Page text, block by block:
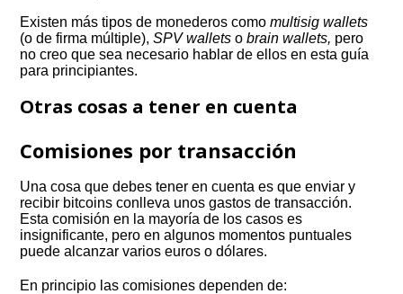
Existen más tipos de monederos comomultisig wallets
(o de firma múltiple),SPV wallets obrain wallets, pero
no creo que sea necesario hablar de ellos en esta guía
para principiantes.
Otras cosas a tener en cuenta
Comisiones por transacción
Una cosa que debes tener en cuenta es que enviar y
recibir bitcoins conlleva unos gastos de transacción.
Esta comisión en la mayoría de los casos es
insignificante, pero en algunos momentos puntuales
puede alcanzar varios euros o dólares.
En principio las comisiones dependen de: